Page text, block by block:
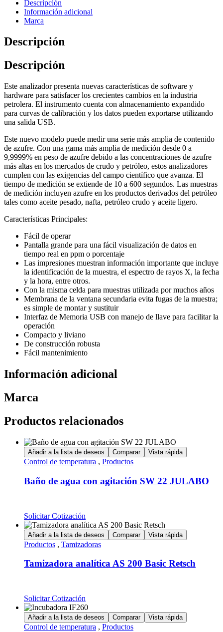
Descripción
Información adicional
Marca
Descripción
Descripción
Este analizador presenta nuevas características de software y
hardware para satisfacer los crecientes cambios en la industria
petrolera. El instrumento cuenta con almacenamiento expandido
para curvas de calibración y los datos pueden exportarse utilizando
una salida USB.
Este nuevo modelo puede medir una serie más amplia de contenido
de azufre. Con una gama más amplia de medición desde 0 a
9,9999% en peso de azufre debido a las concentraciones de azufre
más altas en los mercados de crudo y petróleo, estos analizadores
cumplen con las exigencias del campo científico que avanza. El
tiempo de medición se extiende de 10 a 600 segundos. Las muestras
de medición incluyen azufre en los productos derivados del petróleo
tales como aceite pesado, nafta, petróleo crudo y aceite ligero.
Características Principales:
Fácil de operar
Pantalla grande para una fácil visualización de datos en
tiempo real en ppm o porcentaje
Las impresiones muestran información importante que incluye
la identificación de la muestra, el espectro de rayos X, la fecha
y la hora, entre otros.
Con la misma celda para muestras utilizada por muchos años
Membrana de la ventana secundaria evita fugas de la muestra;
es simple de montar y sustituir
Interfaz de Memoria USB con manejo de llave para facilitar la
operación
Compacto y liviano
De construcción robusta
Fácil mantenimiento
Información adicional
Marca
Productos relacionados
Añadir a la lista de deseos Comparar Vista rápida
Control de temperatura , Productos
Baño de agua con agitación SW 22 JULABO
Solicitar Cotización
Añadir a la lista de deseos Comparar Vista rápida
Productos , Tamizadoras
Tamizadora analítica AS 200 Basic Retsch
Solicitar Cotización
Añadir a la lista de deseos Comparar Vista rápida
Control de temperatura , Productos